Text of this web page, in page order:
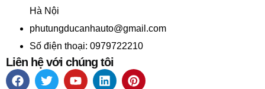
Hà Nội
phutungducanhauto@gmail.com
Số điện thoại: 0979722210
Liên hệ với chúng tôi